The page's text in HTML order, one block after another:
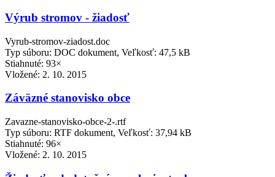
Výrub stromov - žiadosť
Vyrub-stromov-ziadost.doc
Typ súboru: DOC dokument, Veľkosť: 47,5 kB
Stiahnuté: 93×
Vložené: 2. 10. 2015
Záväzné stanovisko obce
Zavazne-stanovisko-obce-2-.rtf
Typ súboru: RTF dokument, Veľkosť: 37,94 kB
Stiahnuté: 96×
Vložené: 2. 10. 2015